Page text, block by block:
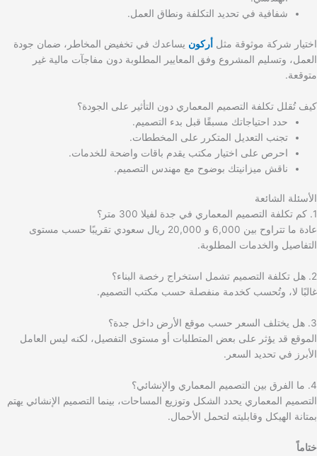
شفافية في تحديد التكلفة ونطاق العمل.
اختيار شركة موثوقة مثل أركون يساعدك في تخفيض المخاطر، ضمان جودة
العمل، وتسليم المشروع وفق المعايير المطلوبة دون مفاجآت مالية غير
متوقعة.
كيف تُقلل تكلفة التصميم المعماري دون التأثير على الجودة؟
حدد احتياجاتك مسبقًا قبل بدء التصميم.
تجنب التعديل المتكرر على المخططات.
احرص على اختيار مكتب يقدم باقات واضحة للخدمات.
ناقش ميزانيتك بوضوح مع مهندس التصميم.
الأسئلة الشائعة
1. كم تكلفة التصميم المعماري في جدة لفيلا 300 متر؟
عادة ما تتراوح بين 6,000 و 20,000 ريال سعودي تقريبًا حسب مستوى
التفاصيل والخدمات المطلوبة.
2. هل تكلفة التصميم تشمل استخراج رخصة البناء؟
غالبًا لا، وتُحسب كخدمة منفصلة حسب مكتب التصميم.
3. هل يختلف السعر حسب موقع الأرض داخل جدة؟
الموقع قد يؤثر على بعض المتطلبات أو مستوى التفصيل، لكنه ليس العامل
الأبرز في تحديد السعر.
4. ما الفرق بين التصميم المعماري والإنشائي؟
التصميم المعماري يحدد الشكل وتوزيع المساحات، بينما التصميم الإنشائي يهتم
بمتانة الهيكل وقابليته لتحمل الأحمال.
ختاماً